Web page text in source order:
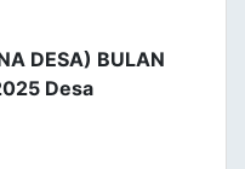
DESA) BULAN
Desa